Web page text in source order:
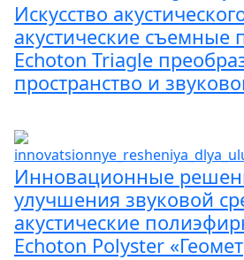
Искусство
акустические съемные
Echoton Triagle
пространство и
Инновационные
улучшения звуковой
акустические
Echoton Polyster